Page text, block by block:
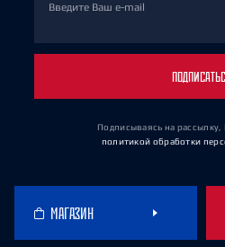
Введите Ваш e-mail
Подписываясь на рассылку,
политикой обработки
МАГАЗИН